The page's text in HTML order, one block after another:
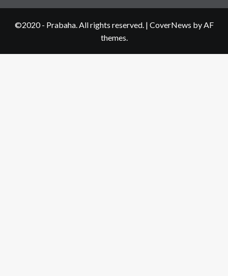
©2020 - Prabaha. All rights reserved. | CoverNews by AF
themes.